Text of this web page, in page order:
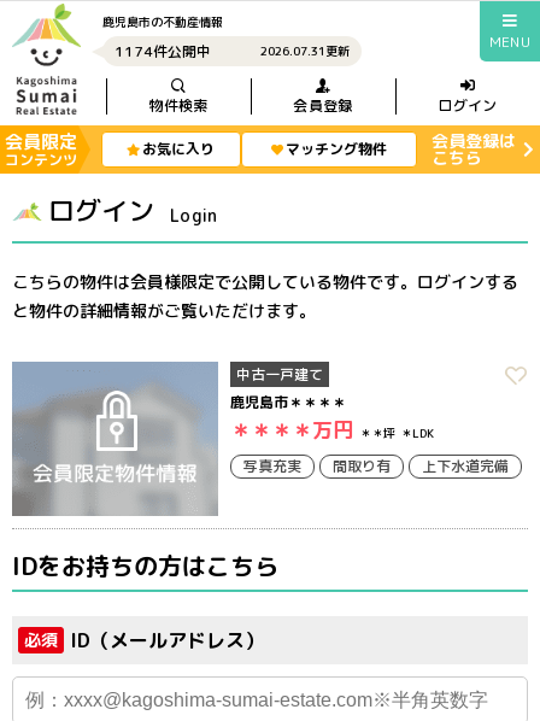
鹿児島市の不動産情報
1174件公開中 2026.07.31更新 MENU
物件検索 会員登録 ログイン
会員限定
コンテンツ
お気に入り マッチング物件 会員登録は
こちら
ログイン Login
こちらの物件は会員様限定で公開している物件です。ログインする
と物件の詳細情報がご覧いただけます。
中古一戸建て
鹿児島市＊＊＊＊
＊＊＊＊万円 ＊＊坪 ＊LDK
写真充実 間取り有 上下水道完備
IDをお持ちの方はこちら
必須 ID（メールアドレス）